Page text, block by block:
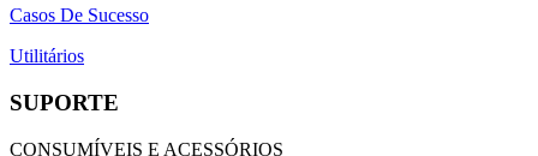
Casos De Sucesso
Utilitários
SUPORTE
CONSUMÍVEIS E ACESSÓRIOS